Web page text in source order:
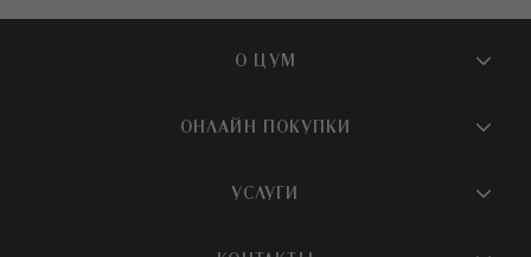
О ЦУМ
О магазине
Бутики и ПВЗ ЦУМ
ОНЛАЙН ПОКУПКИ
УСЛУГИ